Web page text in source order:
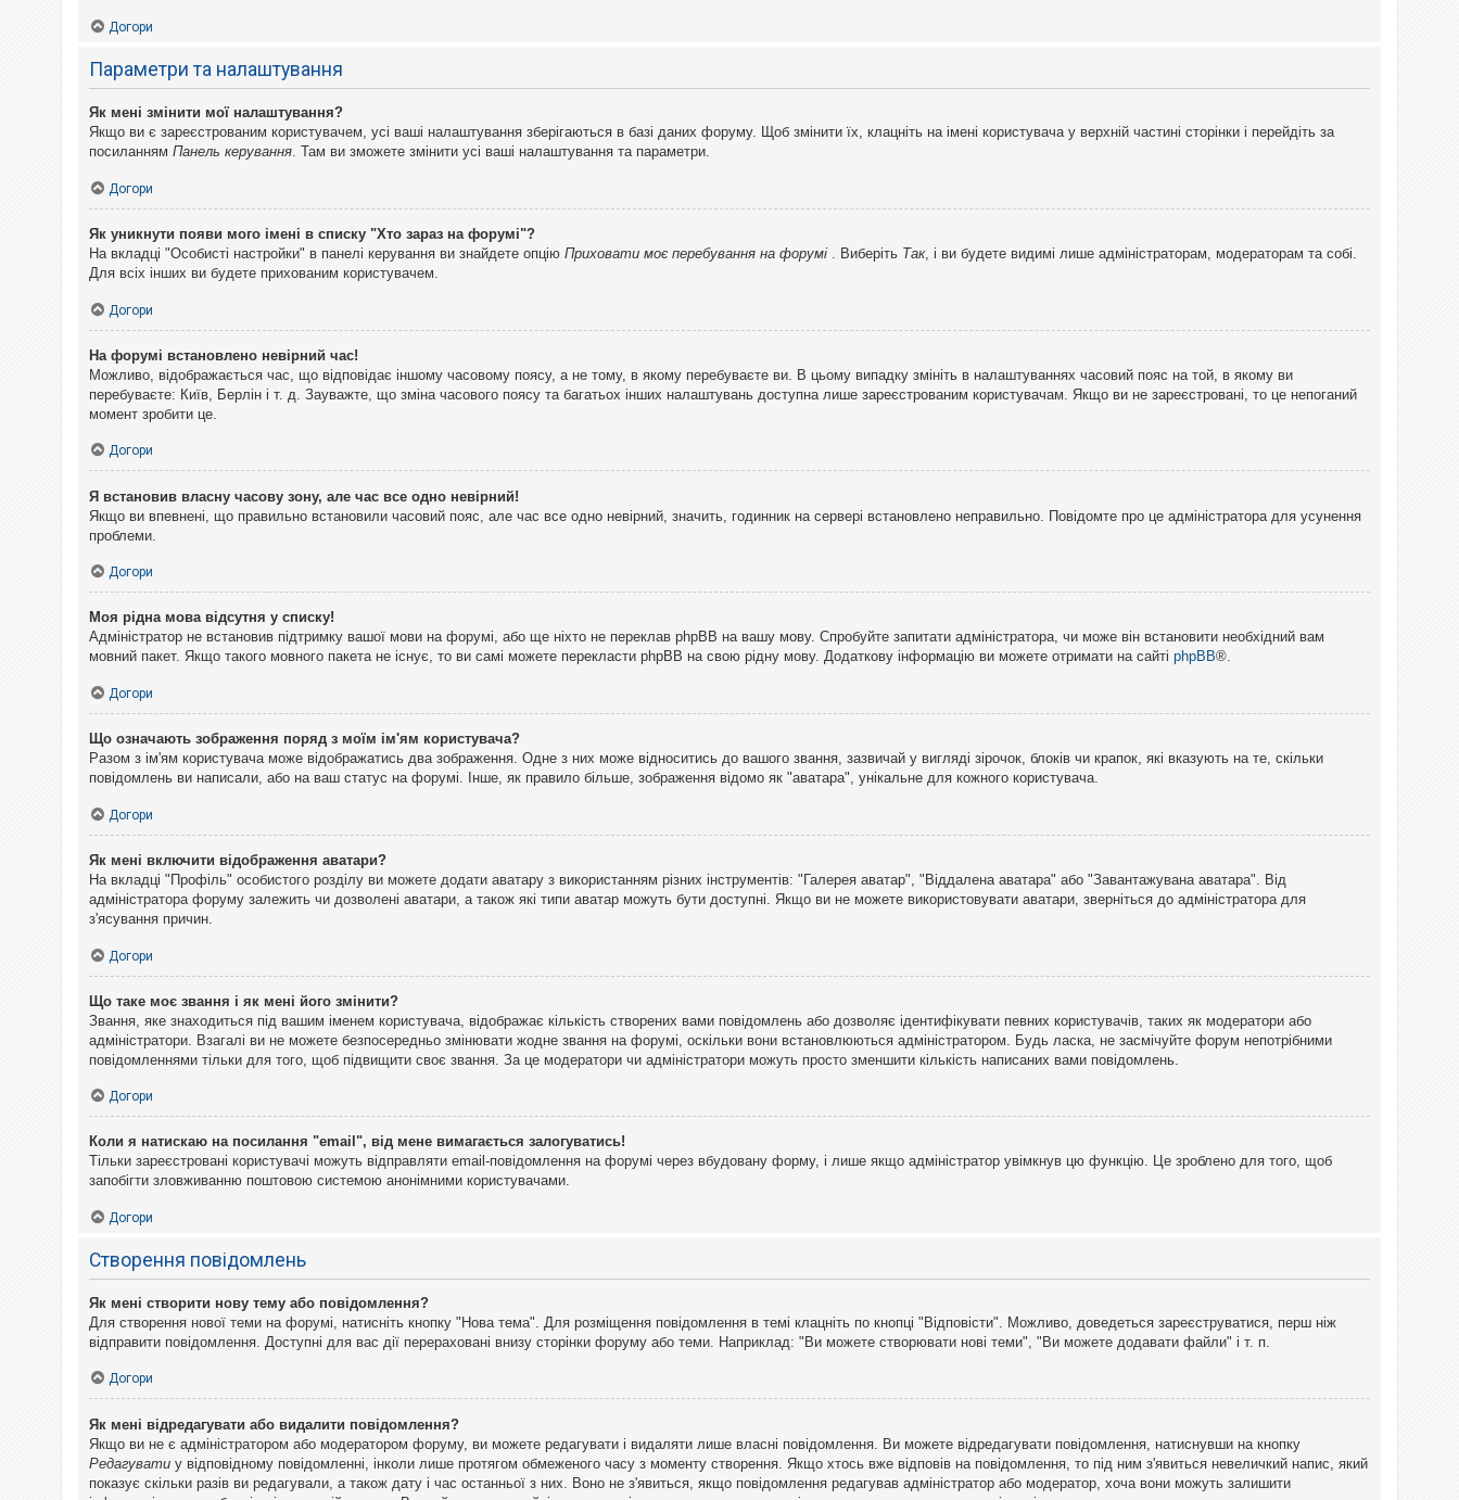
Догори
Параметри та налаштування
Як мені змінити мої налаштування?
Якщо ви є зареєстрованим користувачем, усі ваші налаштування зберігаються в базі даних форуму. Щоб змінити їх, клацніть на імені користувача у верхній частині сторінки і перейдіть за
посиланням Панель керування. Там ви зможете змінити усі ваші налаштування та параметри.
Догори
Як уникнути появи мого імені в списку "Хто зараз на форумі"?
На вкладці "Особисті настройки" в панелі керування ви знайдете опцію Приховати моє перебування на форумі . Виберіть Так, і ви будете видимі лише адміністраторам, модераторам та собі.
Для всіх інших ви будете прихованим користувачем.
Догори
На форумі встановлено невірний час!
Можливо, відображається час, що відповідає іншому часовому поясу, а не тому, в якому перебуваєте ви. В цьому випадку змініть в налаштуваннях часовий пояс на той, в якому ви
перебуваєте: Київ, Берлін і т. д. Зауважте, що зміна часового поясу та багатьох інших налаштувань доступна лише зареєстрованим користувачам. Якщо ви не зареєстровані, то це непоганий
момент зробити це.
Догори
Я встановив власну часову зону, але час все одно невірний!
Якщо ви впевнені, що правильно встановили часовий пояс, але час все одно невірний, значить, годинник на сервері встановлено неправильно. Повідомте про це адміністратора для усунення
проблеми.
Догори
Моя рідна мова відсутня у списку!
Адміністратор не встановив підтримку вашої мови на форумі, або ще ніхто не переклав phpBB на вашу мову. Спробуйте запитати адміністратора, чи може він встановити необхідний вам
мовний пакет. Якщо такого мовного пакета не існує, то ви самі можете перекласти phpBB на свою рідну мову. Додаткову інформацію ви можете отримати на сайті phpBB®.
Догори
Що означають зображення поряд з моїм ім'ям користувача?
Разом з ім'ям користувача може відображатись два зображення. Одне з них може відноситись до вашого звання, зазвичай у вигляді зірочок, блоків чи крапок, які вказують на те, скільки
повідомлень ви написали, або на ваш статус на форумі. Інше, як правило більше, зображення відомо як "аватара", унікальне для кожного користувача.
Догори
Як мені включити відображення аватари?
На вкладці "Профіль" особистого розділу ви можете додати аватару з використанням різних інструментів: "Галерея аватар", "Віддалена аватара" або "Завантажувана аватара". Від
адміністратора форуму залежить чи дозволені аватари, а також які типи аватар можуть бути доступні. Якщо ви не можете використовувати аватари, зверніться до адміністратора для
з'ясування причин.
Догори
Що таке моє звання і як мені його змінити?
Звання, яке знаходиться під вашим іменем користувача, відображає кількість створених вами повідомлень або дозволяє ідентифікувати певних користувачів, таких як модератори або
адміністратори. Взагалі ви не можете безпосередньо змінювати жодне звання на форумі, оскільки вони встановлюються адміністратором. Будь ласка, не засмічуйте форум непотрібними
повідомленнями тільки для того, щоб підвищити своє звання. За це модератори чи адміністратори можуть просто зменшити кількість написаних вами повідомлень.
Догори
Коли я натискаю на посилання "email", від мене вимагається залогуватись!
Тільки зареєстровані користувачі можуть відправляти email-повідомлення на форумі через вбудовану форму, і лише якщо адміністратор увімкнув цю функцію. Це зроблено для того, щоб
запобігти зловживанню поштовою системою анонімними користувачами.
Догори
Створення повідомлень
Як мені створити нову тему або повідомлення?
Для створення нової теми на форумі, натисніть кнопку "Нова тема". Для розміщення повідомлення в темі клацніть по кнопці "Відповісти". Можливо, доведеться зареєструватися, перш ніж
відправити повідомлення. Доступні для вас дії перераховані внизу сторінки форуму або теми. Наприклад: "Ви можете створювати нові теми", "Ви можете додавати файли" і т. п.
Догори
Як мені відредагувати або видалити повідомлення?
Якщо ви не є адміністратором або модератором форуму, ви можете редагувати і видаляти лише власні повідомлення. Ви можете відредагувати повідомлення, натиснувши на кнопку
Редагувати у відповідному повідомленні, інколи лише протягом обмеженого часу з моменту створення. Якщо хтось вже відповів на повідомлення, то під ним з'явиться невеличкий напис, який
показує скільки разів ви редагували, а також дату і час останньої з них. Воно не з'явиться, якщо повідомлення редагував адміністратор або модератор, хоча вони можуть залишити